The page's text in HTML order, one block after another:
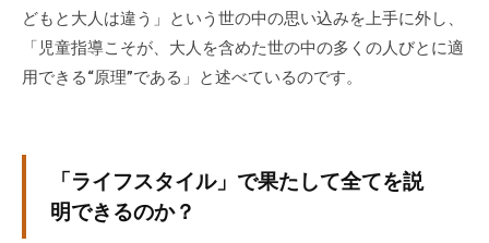
どもと大人は違う」という世の中の思い込みを上手に外し、
「児童指導こそが、大人を含めた世の中の多くの人びとに適
用できる“原理”である」と述べているのです。
「ライフスタイル」で果たして全てを説
明できるのか？